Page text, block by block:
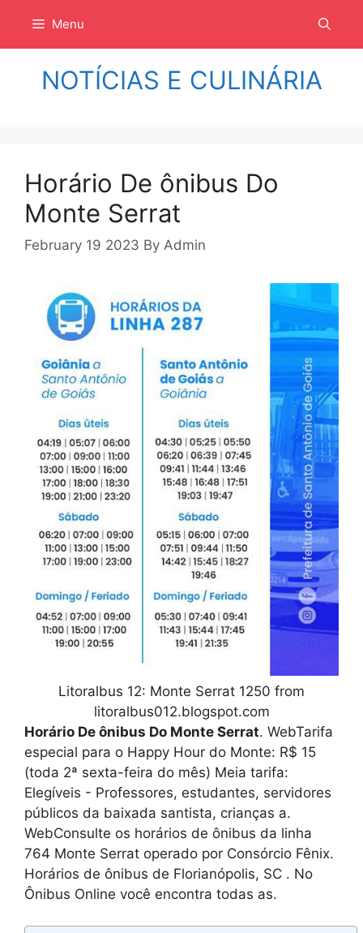
isi
Menu
NOTÍCIAS E CULINÁRIA
Horário De ônibus Do
Monte Serrat
February 19 2023 By Admin
Litoralbus 12: Monte Serrat 1250 from
litoralbus012.blogspot.com
Horário De ônibus Do Monte Serrat. WebTarifa
especial para o Happy Hour do Monte: R$ 15
(toda 2ª sexta-feira do mês) Meia tarifa:
Elegíveis - Professores, estudantes, servidores
públicos da baixada santista, crianças a.
WebConsulte os horários de ônibus da linha
764 Monte Serrat operado por Consórcio Fênix.
Horários de ônibus de Florianópolis, SC . No
Ônibus Online você encontra todas as.